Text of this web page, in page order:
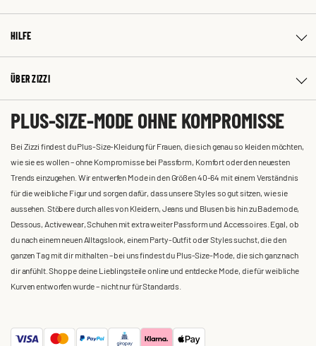
HILFE
ÜBER ZIZZI
PLUS-SIZE-MODE OHNE KOMPROMISSE
Bei Zizzi findest du Plus-Size-Kleidung für Frauen, die sich genau so kleiden möchten,
wie sie es wollen – ohne Kompromisse bei Passform, Komfort oder den neuesten
Trends einzugehen. Wir entwerfen Mode in den Größen 40-64 mit einem Verständnis
für die weibliche Figur und sorgen dafür, dass unsere Styles so gut sitzen, wie sie
aussehen. Stöbere durch alles von Kleidern, Jeans und Blusen bis hin zu Bademode,
Dessous, Activewear, Schuhen mit extra weiter Passform und Accessoires. Egal, ob
du nach einem neuen Alltagslook, einem Party-Outfit oder Styles suchst, die den
ganzen Tag mit dir mithalten – bei uns findest du Plus-Size-Mode, die sich ganz nach
dir anfühlt. Shoppe deine Lieblingsteile online und entdecke Mode, die für weibliche
Kurven entworfen wurde – nicht nur für Standards.